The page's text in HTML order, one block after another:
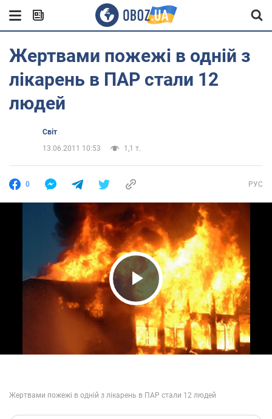
Жертвами пожежі в одній з
лікарень в ПАР стали 12
людей
Світ
13.06.2011 10:53
1,1 т.
0 РУС
Play Video